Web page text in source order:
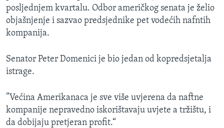
posljednjem kvartalu. Odbor američkog senata je želio
objašnjenje i sazvao predsjednike pet vodećih nafntih
kompanija.
Senator Peter Domenici je bio jedan od kopredsjetalja
istrage.
”Većina Amerikanaca je sve više uvjerena da naftne
kompanije nepravedno iskorištavaju uvjete a tržištu, i
da dobijaju pretjeran profit.“